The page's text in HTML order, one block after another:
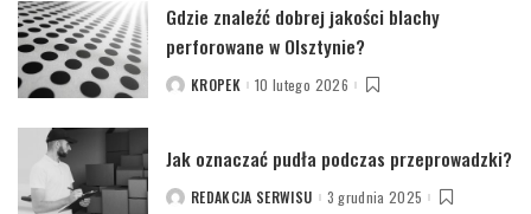
Gdzie znaleźć dobrej jakości blachy
perforowane w Olsztynie?
POSTEDKROPEK 10 lutego 2026
Jak oznaczać pudła podczas przeprowadzki?
POSTEDREDAKCJA SERWISU 3 grudnia 2025